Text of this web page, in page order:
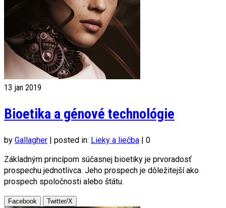
13 jan 2019
Bioetika a génové technológie
by Gallagher | posted in: Lieky a liečba | 0
Základným princípom súčasnej bioetiky je prvoradosť
prospechu jednotlivca. Jeho prospech je dôležitejší ako
prospech spoločnosti alebo štátu.
Facebook Twitter/X